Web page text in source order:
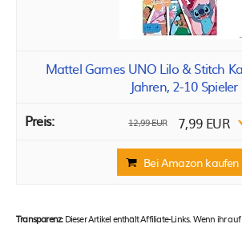
Mattel Games UNO Lilo & Stitch
Jahren, 2-10 Spieler
12,99 EUR 7,99 EUR
Bei Amazon kaufen
Transparenz:Dieser Artikel enthält Affiliate-Links. Wenn ihr